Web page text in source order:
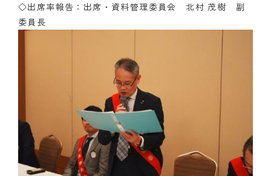
◇出席率報告：出席・資料管理委員会 北村 茂樹 副
委員長